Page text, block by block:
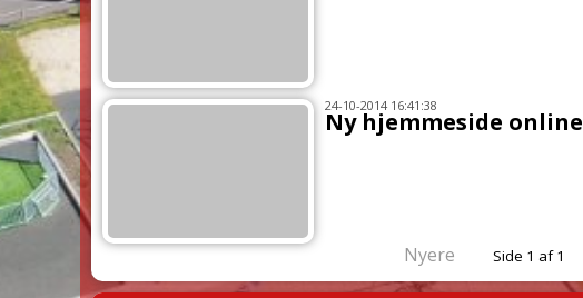
24-10-2014 16:41:38
Ny hjemmeside online
Nyere Side 1 af 1